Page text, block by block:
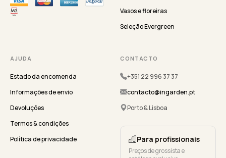
Vasos e floreiras
Seleção Evergreen
AJUDA
Estado da encomenda
Informações de envio
Devoluções
Termos & condições
Política de privacidade
CONTACTO
+351 22 996 37 37
contacto@ingarden.pt
Porto & Lisboa
Para profissionais
Preços de grossista e